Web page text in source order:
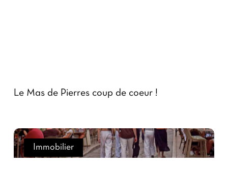
Le Mas de Pierres coup de coeur !
Immobilier